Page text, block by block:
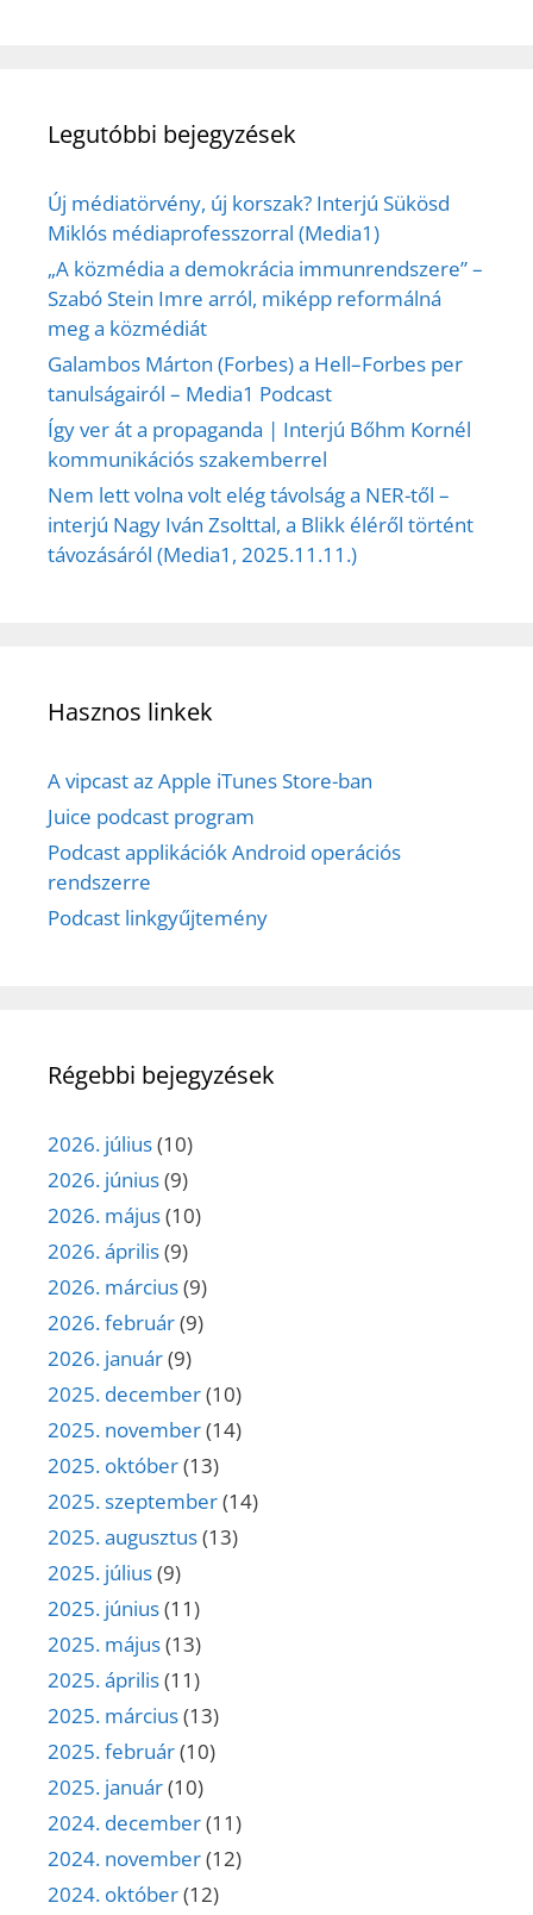
Legutóbbi bejegyzések
Új médiatörvény, új korszak? Interjú Sükösd
Miklós médiaprofesszorral (Media1)
„A közmédia a demokrácia immunrendszere” –
Szabó Stein Imre arról, miképp reformálná
meg a közmédiát
Galambos Márton (Forbes) a Hell–Forbes per
tanulságairól – Media1 Podcast
Így ver át a propaganda | Interjú Bőhm Kornél
kommunikációs szakemberrel
Nem lett volna volt elég távolság a NER-től –
interjú Nagy Iván Zsolttal, a Blikk éléről történt
távozásáról (Media1, 2025.11.11.)
Hasznos linkek
A vipcast az Apple iTunes Store-ban
Juice podcast program
Podcast applikációk Android operációs
rendszerre
Podcast linkgyűjtemény
Régebbi bejegyzések
2026. július(10)
2026. június(9)
2026. május(10)
2026. április(9)
2026. március(9)
2026. február(9)
2026. január(9)
2025. december(10)
2025. november(14)
2025. október(13)
2025. szeptember(14)
2025. augusztus(13)
2025. július(9)
2025. június(11)
2025. május(13)
2025. április(11)
2025. március(13)
2025. február(10)
2025. január(10)
2024. december(11)
2024. november(12)
2024. október(12)